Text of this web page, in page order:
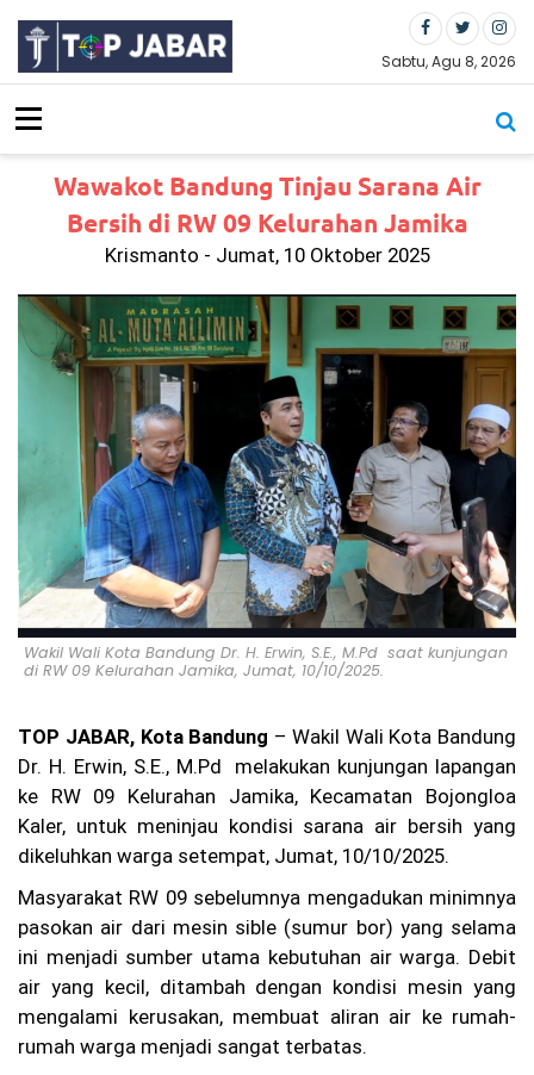
p
c
Ko
s
Su
ka
rel
a
(K
SR
)
P
MI
Ko
ta
Ba
g
s
mi
M
e
m
ka
Pe
ne
ri
m
aa
An
Sabtu, Agu 8, 2026
Wawakot Bandung Tinjau Sarana Air
Bersih di RW 09 Kelurahan Jamika
Krismanto - Jumat, 10 Oktober 2025
Wakil Wali Kota Bandung Dr. H. Erwin, S.E., M.Pd saat kunjungan
di RW 09 Kelurahan Jamika, Jumat, 10/10/2025.
TOP JABAR, Kota Bandung – Wakil Wali Kota Bandung
Dr. H. Erwin, S.E., M.Pd melakukan kunjungan lapangan
ke RW 09 Kelurahan Jamika, Kecamatan Bojongloa
Kaler, untuk meninjau kondisi sarana air bersih yang
dikeluhkan warga setempat, Jumat, 10/10/2025.
Masyarakat RW 09 sebelumnya mengadukan minimnya
pasokan air dari mesin sible (sumur bor) yang selama
ini menjadi sumber utama kebutuhan air warga. Debit
air yang kecil, ditambah dengan kondisi mesin yang
mengalami kerusakan, membuat aliran air ke rumah-
rumah warga menjadi sangat terbatas.